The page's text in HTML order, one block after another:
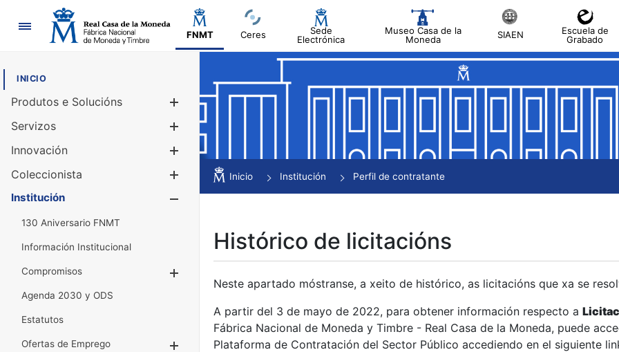
Navegación
FNMT Ceres
Sede
Electrónica
Museo Casa de la
Moneda
SIAEN
Escuela de
Grabado
INICIO
Produtos e Solucións
Mostrar/Ocultar
Servizos
Innovación
Coleccionista
Mostrar/Ocultar
Institución
130 Aniversario FNMT
Información Institucional
Compromisos
Agenda 2030 y ODS
Estatutos
Ofertas de Emprego
Mostrar/Ocultar
Inicio Institución Perfil de contratante
Histórico de licitacións
Neste apartado móstranse, a xeito de histórico, as licitacións que xa se
A partir del 3 de mayo de 2022, para obtener información respecto a
Fábrica Nacional de Moneda y Timbre - Real Casa de la Moneda, puede
Plataforma de Contratación del Sector Público accediendo en el siguiente